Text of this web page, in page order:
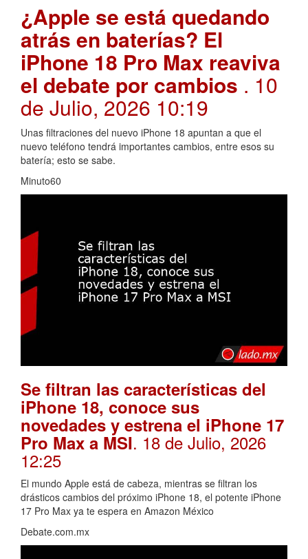
¿Apple se está quedando
atrás en baterías? El
iPhone 18 Pro Max reaviva
el debate por cambios . 10
de Julio, 2026 10:19
Unas filtraciones del nuevo iPhone 18 apuntan a que el
nuevo teléfono tendrá importantes cambios, entre esos su
batería; esto se sabe.
Minuto60
Se filtran las características del
iPhone 18, conoce sus
novedades y estrena el iPhone 17
Pro Max a MSI. 18 de Julio, 2026
12:25
El mundo Apple está de cabeza, mientras se filtran los
drásticos cambios del próximo iPhone 18, el potente iPhone
17 Pro Max ya te espera en Amazon México
Debate.com.mx